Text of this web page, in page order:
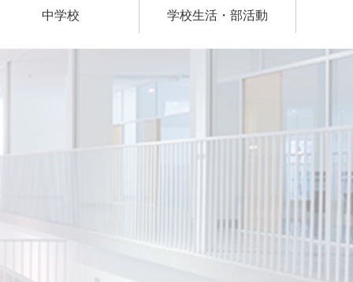
中学校 学校生活・部活動